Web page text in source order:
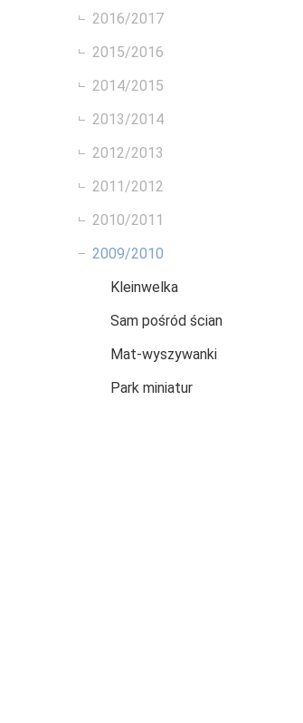
2016/2017
2015/2016
2014/2015
2013/2014
2012/2013
2011/2012
2010/2011
2009/2010
Kleinwelka
Sam pośród ścian
Mat-wyszywanki
Park miniatur